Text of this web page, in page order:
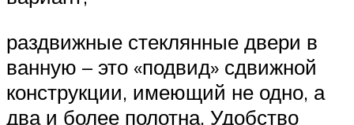
раздвижные стеклянные двери в
ванную – это «подвид» сдвижной
конструкции, имеющий не одно, а
два и более полотна. Удобство